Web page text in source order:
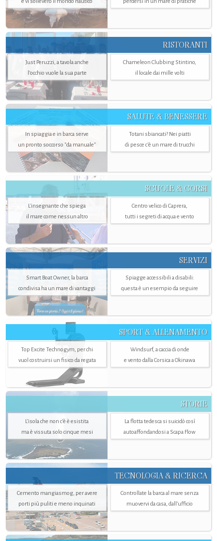
RISTORANTI
Just Peruzzi, a tavola anche
l’occhio vuole la sua parte
Chameleon Clubbing Stintino,
il locale dai mille volti
SALUTE & BENESSERE
In spiaggia e in barca serve
un pronto soccorso "da manuale"
Totani sbiancati? Nei piatti
di pesce c'è un mare di trucchi
SCUOLE & CORSI
L'insegnante che spiega
il mare come nessun altro
Centro velico di Caprera,
tutti i segreti di acqua e vento
SERVIZI
Smart Boat Owner, la barca
condivisa ha un mare di vantaggi
Spiagge accessibili a disabili:
questa è un esempio da seguire
SPORT & ALLENAMENTO
Top Excite Technogym, per chi
vuol costruirsi un fisico da regata
Windsurf, a caccia di onde
e vento dalla Corsica a Okinawa
STORIE
L’isola che non c'è è esistita
ma è vissuta solo cinque mesi
La flotta tedesca si suicidò così
autoaffondandosi a Scapa Flow
TECNOLOGIA & RICERCA
Cemento mangiasmog, per avere
porti più puliti e meno inquinati
Controllate la barca al mare senza
muovervi da casa, dall’ufficio